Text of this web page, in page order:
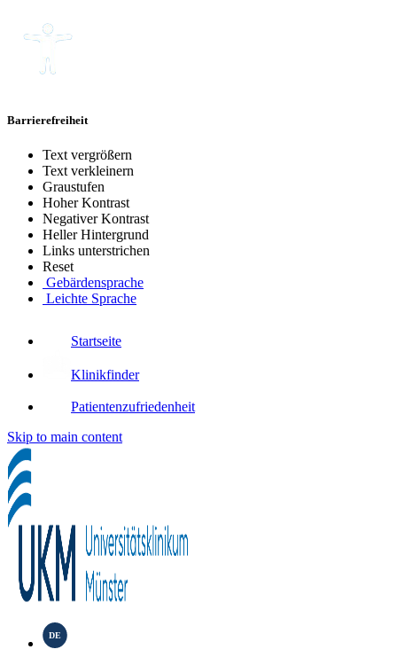
Barrierefreiheit
Text vergrößern
Text verkleinern
Graustufen
Hoher Kontrast
Negativer Kontrast
Heller Hintergrund
Links unterstrichen
Reset
Gebärdensprache
Leichte Sprache
Startseite
Klinikfinder
Patientenzufriedenheit
Skip to main content
DE